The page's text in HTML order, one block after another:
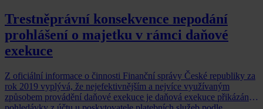
Trestněprávní konsekvence nepodání
prohlášení o majetku v rámci daňové
exekuce
Z oficiální informace o činnosti Finanční správy České republiky za
rok 2019 vyplývá, že nejefektivnějším a nejvíce využívaným
způsobem provádění daňové exekuce je daňová exekuce přikázáním